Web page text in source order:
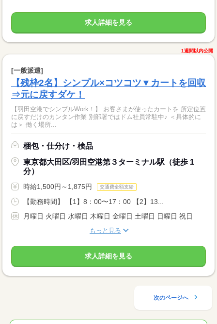
求人詳細を見る
1週間以内公開
[一般派遣]
【残枠2名】シンプル×コツコツ▼カートを回収
⇒元に戻すダケ！
【羽田空港でシンプルWork！】 お客さまが使ったカートを 所定位置
に戻すだけのカンタン作業 別部署ではドム社員常駐中♪ ＜具体的に
は＞ 働く場所...
梱包・仕分け・検品
東京都大田区/羽田空港第３ターミナル駅（徒歩 1
分）
時給1,500円～1,875円 交通費全額支給
【勤務時間】 【1】8：00〜17：00 【2】13...
月曜日 火曜日 水曜日 木曜日 金曜日 土曜日 日曜日 祝日
もっと見る
求人詳細を見る
次のページへ